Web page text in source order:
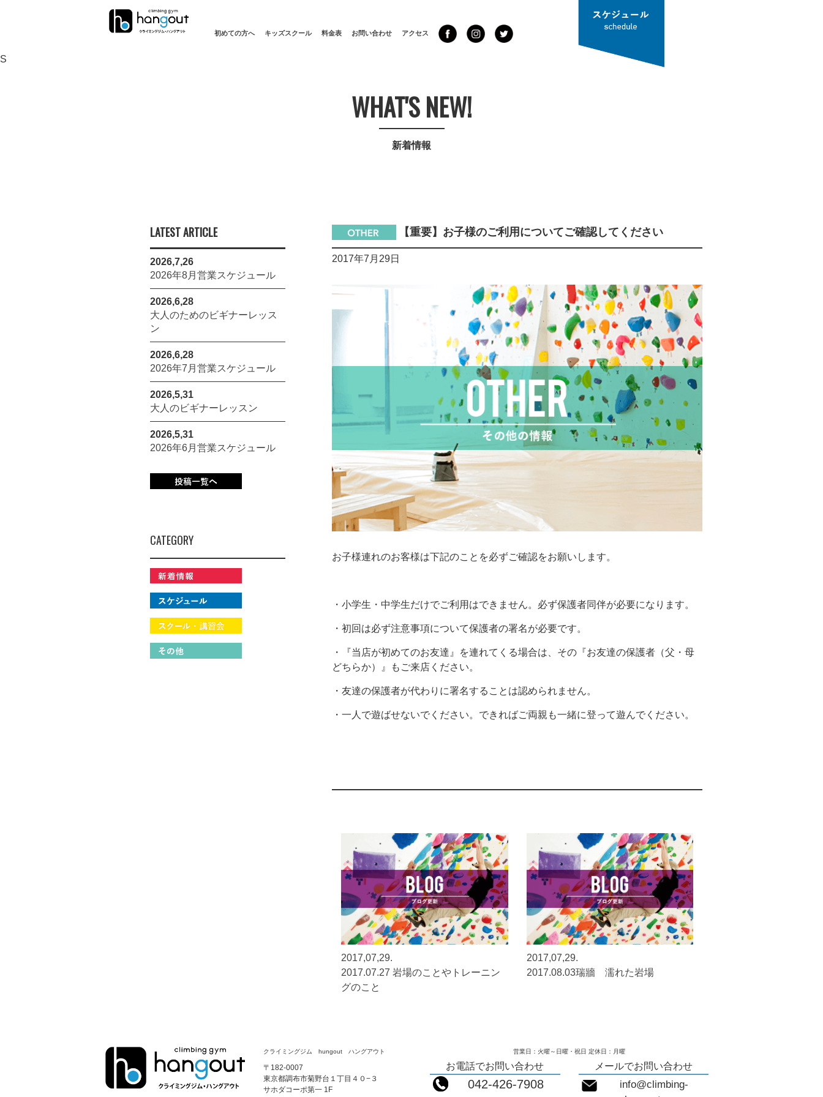
初めての方へ キッズスクール 料金表 お問い合わせ アクセス
S
WHAT'S NEW!
新着情報
【重要】お子様のご利用についてご確認してください
2017年7月29日
お子様連れのお客様は下記のことを必ずご確認をお願いします。
・小学生・中学生だけでご利用はできません。必ず保護者同伴が必要になります。
・初回は必ず注意事項について保護者の署名が必要です。
・『当店が初めてのお友達』を連れてくる場合は、その『お友達の保護者（父・母
どちらか）』もご来店ください。
・友達の保護者が代わりに署名することは認められません。
・一人で遊ばせないでください。できればご両親も一緒に登って遊んでください。
2017,07,29.
2017.07.27 岩場のことやトレーニン
グのこと
2017,07,29.
2017.08.03瑞牆 濡れた岩場
LATEST ARTICLE
2026,7,26
2026年8月営業スケジュール
2026,6,28
大人のためのビギナーレッス
ン
2026,6,28
2026年7月営業スケジュール
2026,5,31
大人のビギナーレッスン
2026,5,31
2026年6月営業スケジュール
CATEGORY
クライミングジム hungout ハングアウト
〒182-0007
東京都調布市菊野台１丁目４０−３
サホダコーポ第一 1F
営業日：火曜～日曜・祝日 定休日：月曜
お電話でお問い合わせ
042-426-7908
メールでお問い合わせ
info@climbing-